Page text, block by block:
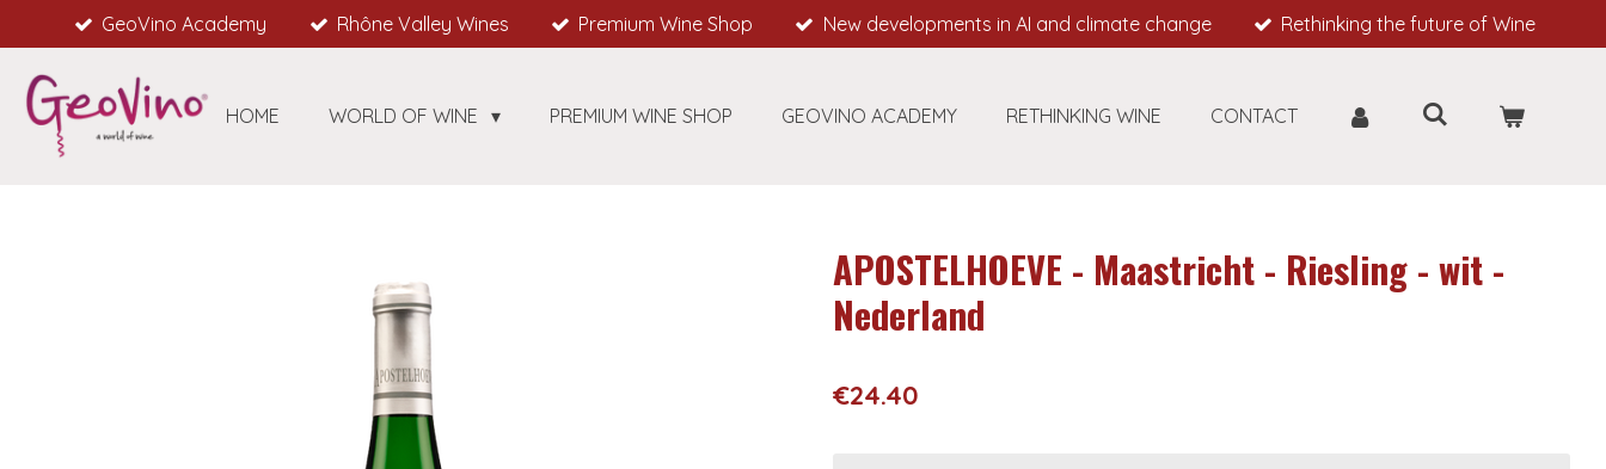
to
main
content
GeoVino Academy Rhône Valley Wines Premium Wine Shop New developments in AI and climate change Rethinking the future of Wine
HOME WORLD OF WINE PREMIUM WINE SHOP GEOVINO ACADEMY RETHINKING WINE CONTACT
APOSTELHOEVE - Maastricht - Riesling - wit -
Nederland
€24.40